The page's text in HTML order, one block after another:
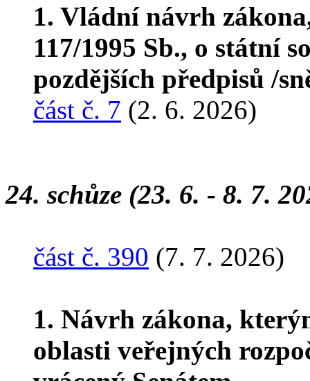
1. Vládní návrh
117/1995 Sb., o státní
pozdějších předpisů /
část č. 7 (2. 6. 2026)
24. schůze (23. 6. - 8. 7.
část č. 390 (7. 7. 2026)
1. Návrh zákona,
oblasti veřejných